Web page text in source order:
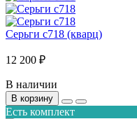
Серьги с718 (кварц)
12 200 ₽
В наличии
В корзину
Есть комплект